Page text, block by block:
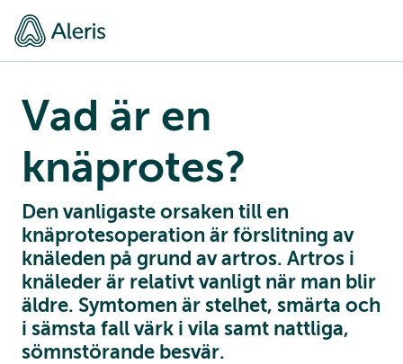
Vad är en
knäprotes?
Den vanligaste orsaken till en
knäprotesoperation är förslitning av
knäleden på grund av artros. Artros i
knäleder är relativt vanligt när man blir
äldre. Symtomen är stelhet, smärta och
i sämsta fall värk i vila samt nattliga,
sömnstörande besvär.